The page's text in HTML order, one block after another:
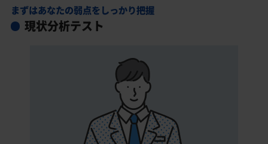
まずはあなたの弱点をしっかり把握
現状分析テスト